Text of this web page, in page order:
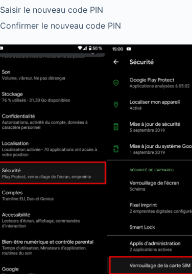
Saisir le nouveau code PIN
Confirmer le nouveau code PIN